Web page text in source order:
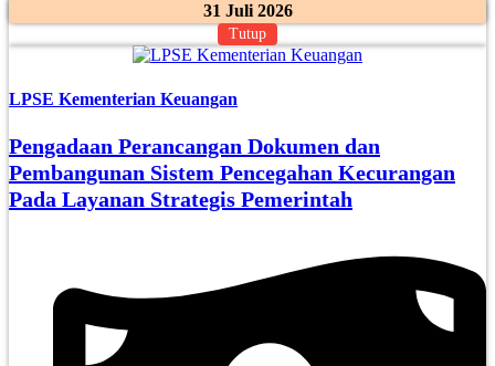
31 Juli 2026
Tutup
LPSE Kementerian Keuangan
Pengadaan Perancangan Dokumen dan
Pembangunan Sistem Pencegahan Kecurangan
Pada Layanan Strategis Pemerintah